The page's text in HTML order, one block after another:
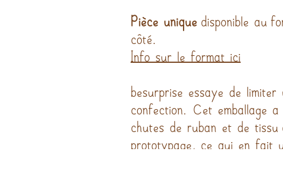
Pièce unique disponible au
côté.
Info sur le format ici
besurprise essaye de limiter
confection. Cet emballage
chutes de ruban et de tissu
prototypage, ce qui en fait